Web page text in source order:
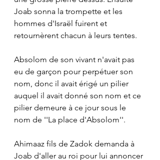
Joab sonna la trompette et les
hommes d'Israël fuirent et
retournèrent chacun à leurs tentes.
Absolom de son vivant n'avait pas
eu de garçon pour perpétuer son
nom, donc il avait érigé un pilier
auquel il avait donné son nom et ce
pilier demeure à ce jour sous le
nom de ''La place d'Absolom''.
Ahimaaz fils de Zadok demanda à
Joab d'aller au roi pour lui annoncer